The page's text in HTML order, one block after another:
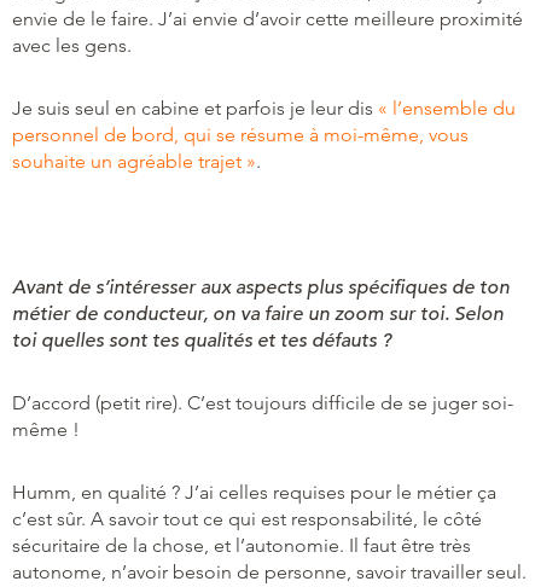
envie de le faire. J’ai envie d’avoir cette meilleure proximité
avec les gens.
Je suis seul en cabine et parfois je leur dis « l’ensemble du
personnel de bord, qui se résume à moi-même, vous
souhaite un agréable trajet ».
Avant de s’intéresser aux aspects plus spécifiques de ton
métier de conducteur, on va faire un zoom sur toi. Selon
toi quelles sont tes qualités et tes défauts ?
D’accord (petit rire). C’est toujours difficile de se juger soi-
même !
Humm, en qualité ? J’ai celles requises pour le métier ça
c’est sûr. A savoir tout ce qui est responsabilité, le côté
sécuritaire de la chose, et l’autonomie. Il faut être très
autonome, n’avoir besoin de personne, savoir travailler seul.